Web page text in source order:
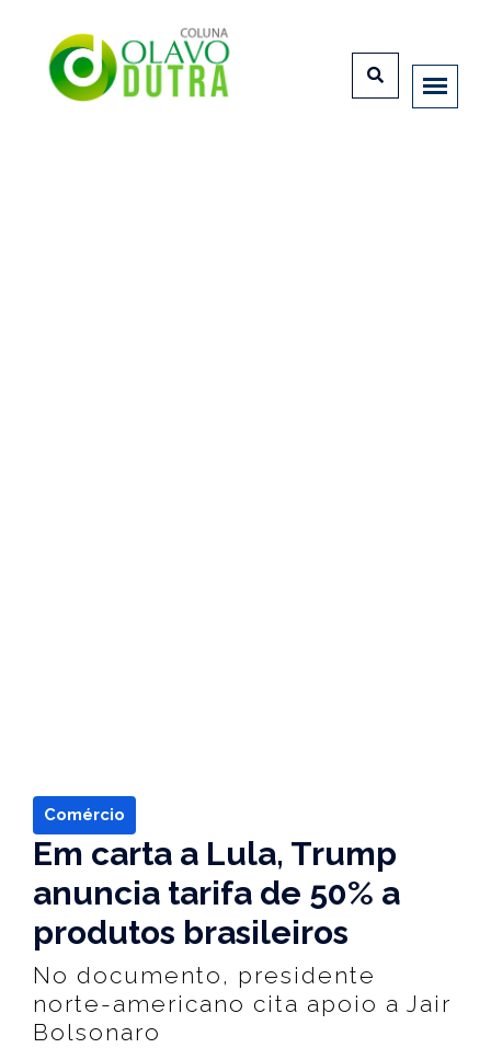
Comércio
Em carta a Lula, Trump
anuncia tarifa de 50% a
produtos brasileiros
No documento, presidente
norte-americano cita apoio a Jair
Bolsonaro